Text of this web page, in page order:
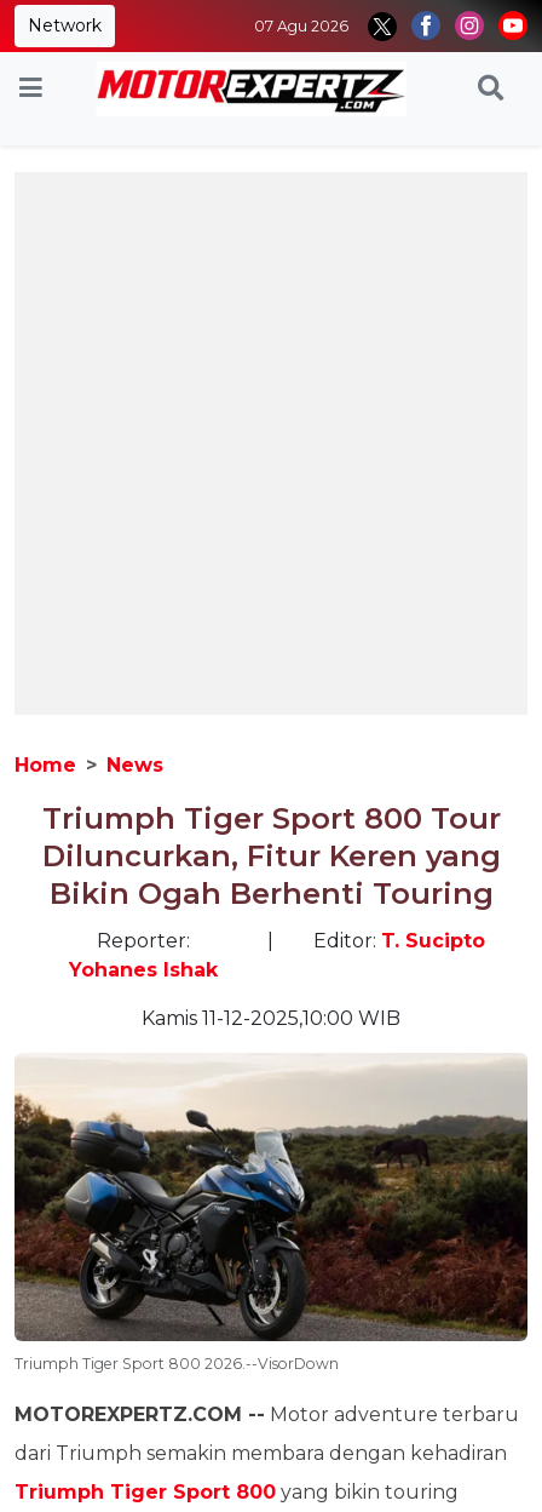
Network 07 Agu 2026
Home News
Triumph Tiger Sport 800 Tour
Diluncurkan, Fitur Keren yang
Bikin Ogah Berhenti Touring
Reporter:
Yohanes Ishak
Editor: T. Sucipto
Kamis 11-12-2025,10:00 WIB
Triumph Tiger Sport 800 2026.--VisorDown
MOTOREXPERTZ.COM -- Motor adventure terbaru
dari Triumph semakin membara dengan kehadiran
Triumph Tiger Sport 800 yang bikin touring